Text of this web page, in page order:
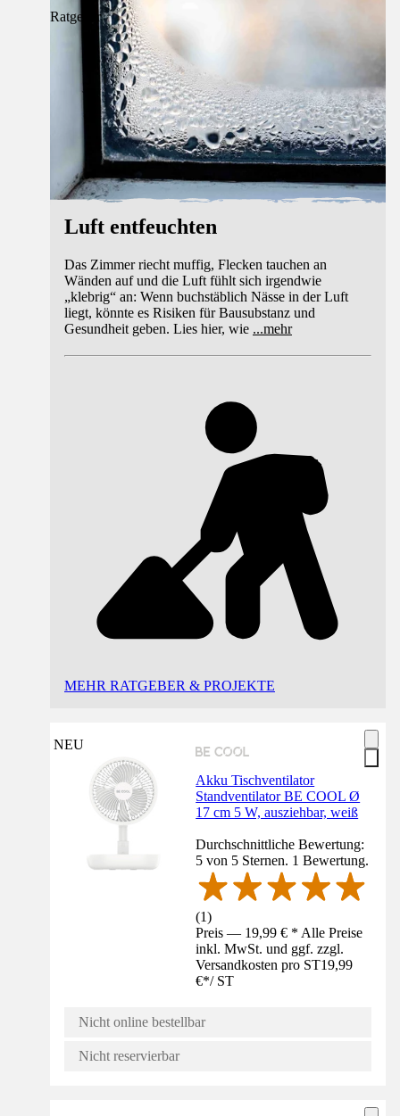
Ratgeber
Luft entfeuchten
Das Zimmer riecht muffig, Flecken tauchen an
Wänden auf und die Luft fühlt sich irgendwie
„klebrig“ an: Wenn buchstäblich Nässe in der Luft
liegt, könnte es Risiken für Bausubstanz und
Gesundheit geben. Lies hier, wie ...mehr
MEHR RATGEBER & PROJEKTE
NEU
Akku Tischventilator
Standventilator BE COOL Ø
17 cm 5 W, ausziehbar, weiß
Durchschnittliche Bewertung:
5 von 5 Sternen. 1 Bewertung.
(1)
Preis — 19,99 € * Alle Preise
inkl. MwSt. und ggf. zzgl.
Versandkosten pro ST19,99
€*/ ST
Nicht online bestellbar
Nicht reservierbar